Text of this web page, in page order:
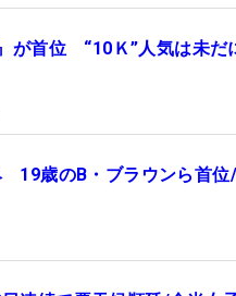
が首位 “10Ｋ”人気は未だ
19歳のB・ブラウンら首位